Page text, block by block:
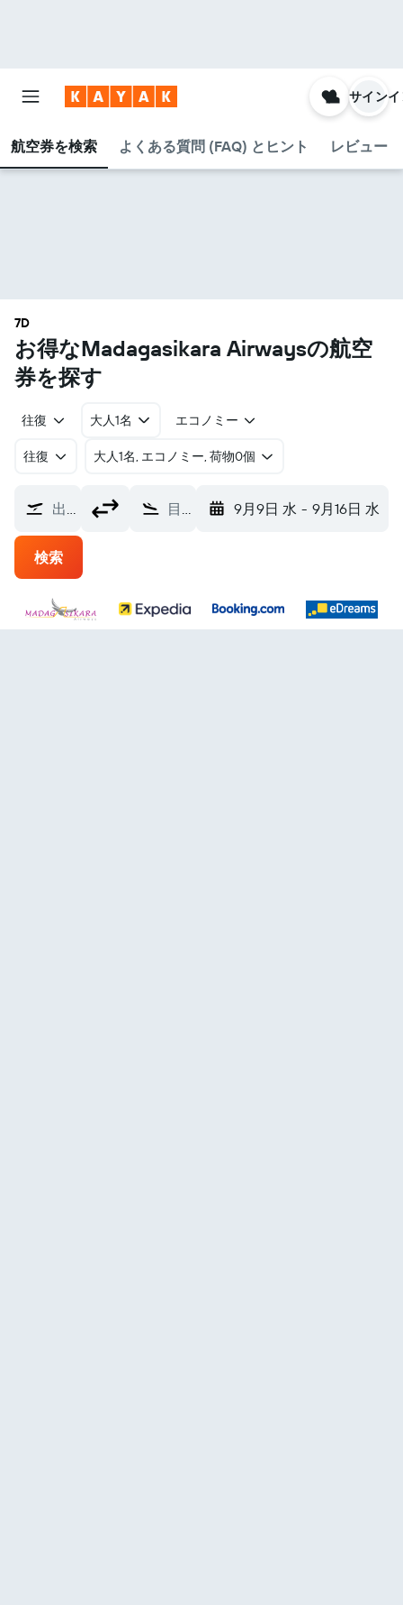
航空券を検索 よくある質問 (FAQ) とヒント レビュー
サイン
7D
お得なMadagasikara Airways​の航空
券を探す
往復 大人1名 エコノミー
往復 ​大人1名, エコノミー, 荷物0個
出発地 目的地 9月9日 水 - 9月16日 水
検索